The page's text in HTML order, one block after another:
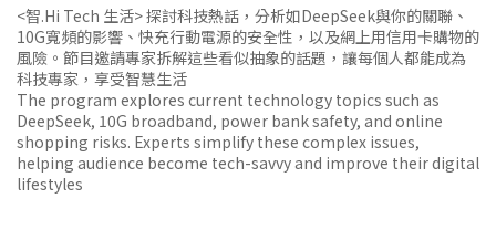
<智.Hi Tech 生活> 探討科技熱話，分析如DeepSeek與你的關聯、
10G寬頻的影響、快充行動電源的安全性，以及網上用信用卡購物的
風險。節目邀請專家拆解這些看似抽象的話題，讓每個人都能成為
科技專家，享受智慧生活
The program explores current technology topics such as
DeepSeek, 10G broadband, power bank safety, and online
shopping risks. Experts simplify these complex issues,
helping audience become tech-savvy and improve their digital
lifestyles